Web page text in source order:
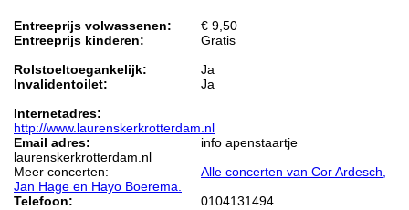
Entreeprijs volwassenen:
€ 9,50
Entreeprijs kinderen:
Gratis
Rolstoeltoegankelijk:
Ja
Invalidentoilet:
Ja
Internetadres:
http://www.laurenskerkrotterdam.nl
Email adres:
info apenstaartje
laurenskerkrotterdam.nl
Meer concerten:
Alle concerten van Cor Ardesch,
Jan Hage en Hayo Boerema.
Telefoon:
0104131494